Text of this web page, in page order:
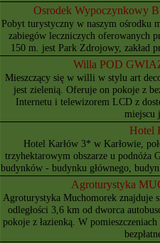
Osrodek Wypoczynkowy
Pobyt turystyczny w naszym ośrodku
zabiegów leczniczych oferowanych
150 m. jest Park Zdrojowy, zakład
Willa POD
Mieszczący się w willi w stylu art
jest zielenią. Oferuje on pokoje z
Internetu i telewizorem LCD z
miejscu
Hotel
Hotel Karłów 3* w Karłowie,
trzyhektarowym obszarze u podnóża
budynków - budynku głównego,
Agroturystyka
Agroturystyka Muchomorek znajduje
odległości 3,6 km od dworca
pokoje z łazienką. W